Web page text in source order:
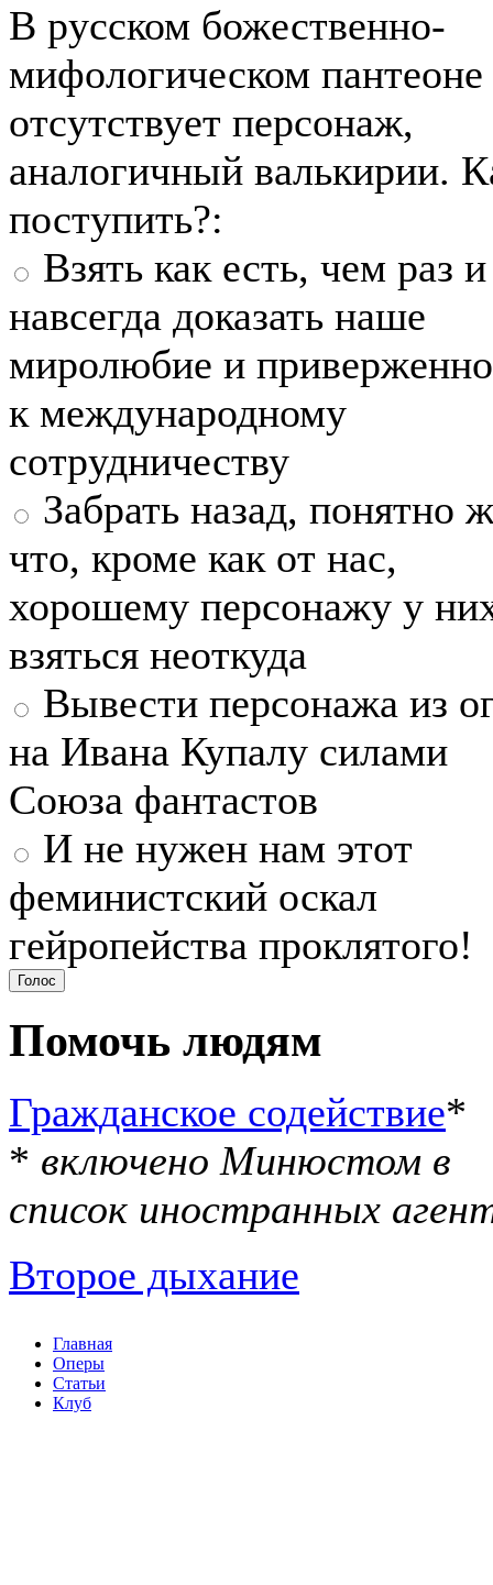
В русском божественно-
мифологическом пантеоне
отсутствует персонаж,
аналогичный валькирии.
поступить?:
Взять как есть, чем раз и
навсегда доказать наше
миролюбие и
к международному
сотрудничеству
Забрать назад, понятно
что, кроме как от нас,
хорошему персонажу у
взяться неоткуда
Вывести персонажа из
на Ивана Купалу силами
Союза фантастов
И не нужен нам этот
феминистский оскал
гейропейства проклятого!
Помочь людям
Гражданское содействие*
* включено Минюстом в
список иностранных
Второе дыхание
Главная
Оперы
Статьи
Клуб